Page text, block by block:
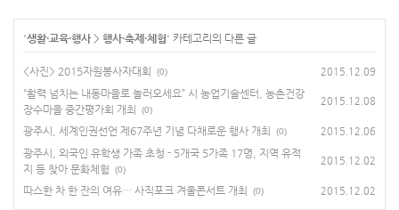
'생활·교육·행사> 행사·축제·체험' 카테고리의 다른 글
<사진> 2015자원봉사자대회 (0) 2015.12.09
“활력 넘치는 내동마을로 놀러오세요” 시 농업기술센터, 농촌건강
장수마을 중간평가회 개최
(0)
2015.12.08
광주시, 세계인권선언 제67주년 기념 다채로운 행사 개최 (0) 2015.12.06
광주시, 외국인 유학생 가족 초청 - 5개국 5가족 17명, 지역 유적
지 등 찾아 문화체험
(0)
2015.12.02
따스한 차 한 잔의 여유… 사직포크 겨울콘서트 개최 (0) 2015.12.02